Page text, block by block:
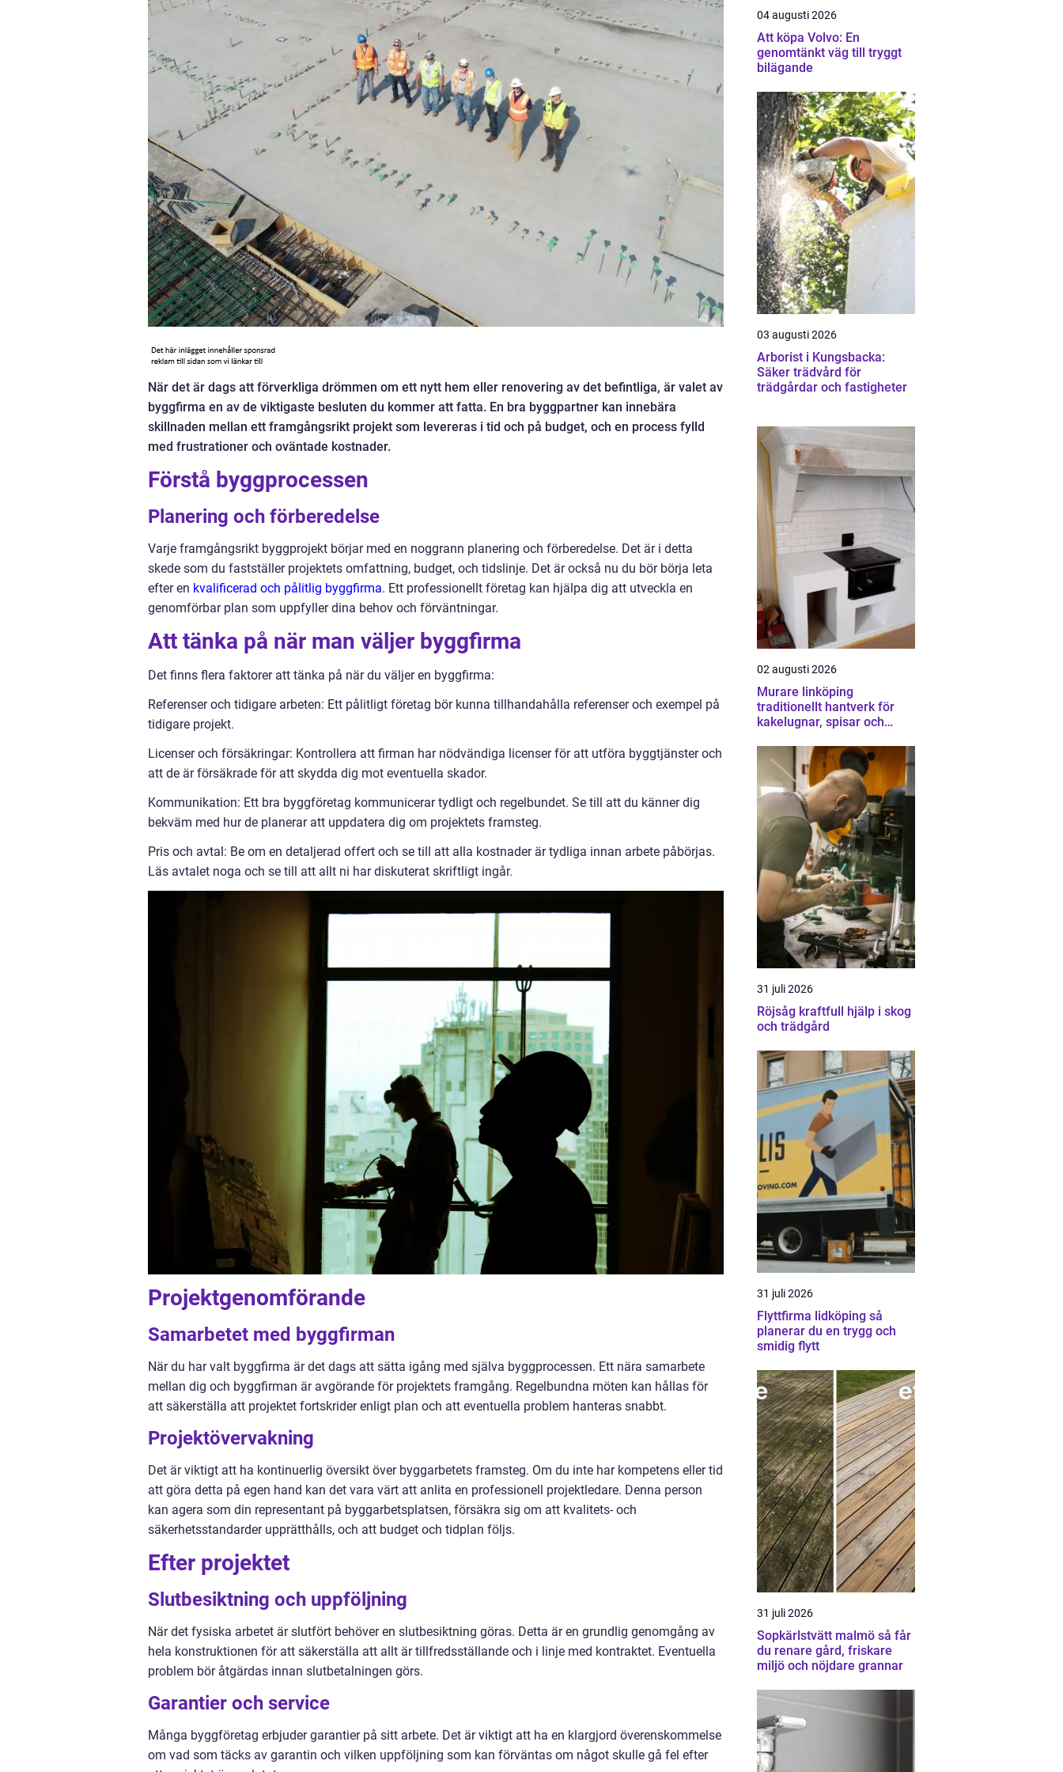
När det är dags att förverkliga drömmen om ett nytt hem eller renovering av det befintliga, är valet av
byggfirma en av de viktigaste besluten du kommer att fatta. En bra byggpartner kan innebära
skillnaden mellan ett framgångsrikt projekt som levereras i tid och på budget, och en process fylld
med frustrationer och oväntade kostnader.
Förstå byggprocessen
Planering och förberedelse
Varje framgångsrikt byggprojekt börjar med en noggrann planering och förberedelse. Det är i detta
skede som du fastställer projektets omfattning, budget, och tidslinje. Det är också nu du bör börja leta
efter en kvalificerad och pålitlig byggfirma. Ett professionellt företag kan hjälpa dig att utveckla en
genomförbar plan som uppfyller dina behov och förväntningar.
Att tänka på när man väljer byggfirma
Det finns flera faktorer att tänka på när du väljer en byggfirma:
Referenser och tidigare arbeten: Ett pålitligt företag bör kunna tillhandahålla referenser och exempel på
tidigare projekt.
Licenser och försäkringar: Kontrollera att firman har nödvändiga licenser för att utföra byggtjänster och
att de är försäkrade för att skydda dig mot eventuella skador.
Kommunikation: Ett bra byggföretag kommunicerar tydligt och regelbundet. Se till att du känner dig
bekväm med hur de planerar att uppdatera dig om projektets framsteg.
Pris och avtal: Be om en detaljerad offert och se till att alla kostnader är tydliga innan arbete påbörjas.
Läs avtalet noga och se till att allt ni har diskuterat skriftligt ingår.
Projektgenomförande
Samarbetet med byggfirman
När du har valt byggfirma är det dags att sätta igång med själva byggprocessen. Ett nära samarbete
mellan dig och byggfirman är avgörande för projektets framgång. Regelbundna möten kan hållas för
att säkerställa att projektet fortskrider enligt plan och att eventuella problem hanteras snabbt.
Projektövervakning
Det är viktigt att ha kontinuerlig översikt över byggarbetets framsteg. Om du inte har kompetens eller tid
att göra detta på egen hand kan det vara värt att anlita en professionell projektledare. Denna person
kan agera som din representant på byggarbetsplatsen, försäkra sig om att kvalitets- och
säkerhetsstandarder upprätthålls, och att budget och tidplan följs.
Efter projektet
Slutbesiktning och uppföljning
När det fysiska arbetet är slutfört behöver en slutbesiktning göras. Detta är en grundlig genomgång av
hela konstruktionen för att säkerställa att allt är tillfredsställande och i linje med kontraktet. Eventuella
problem bör åtgärdas innan slutbetalningen görs.
Garantier och service
Många byggföretag erbjuder garantier på sitt arbete. Det är viktigt att ha en klargjord överenskommelse
om vad som täcks av garantin och vilken uppföljning som kan förväntas om något skulle gå fel efter
04 augusti 2026
Att köpa Volvo: En
genomtänkt väg till tryggt
bilägande
03 augusti 2026
Arborist i Kungsbacka:
Säker trädvård för
trädgårdar och fastigheter
02 augusti 2026
Murare linköping
traditionellt hantverk för
kakelugnar, spisar och
31 juli 2026
Röjsåg kraftfull hjälp i skog
och trädgård
31 juli 2026
Flyttfirma lidköping så
planerar du en trygg och
smidig flytt
31 juli 2026
Sopkärlstvätt malmö så får
du renare gård, friskare
miljö och nöjdare grannar